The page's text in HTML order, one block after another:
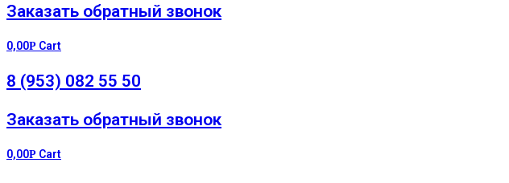
Заказать обратный звонок
0,00Р Cart
8 (953) 082 55 50
Заказать обратный звонок
0,00Р Cart